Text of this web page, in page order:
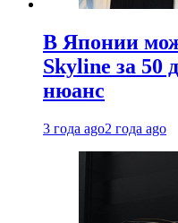
В Японии
Skyline за 50
нюанс
3 года ago2 года ago